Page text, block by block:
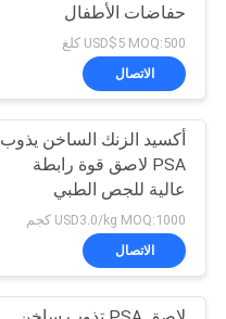
حفاضات الأطفال
USD$5 MOQ:500 كلغ
الاتصال
أكسيد الزنك الساخن يذوب
PSA لاصق قوة رابطة
عالية للجص الطبي
USD3.0/kg MOQ:1000 كجم
الاتصال